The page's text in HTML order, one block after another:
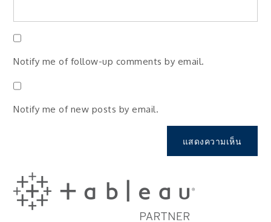
Notify me of follow-up comments by email.
Notify me of new posts by email.